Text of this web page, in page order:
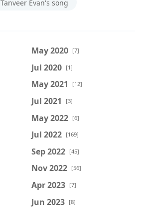
Tanveer Evan's song
May 2020 [7]
Jul 2020 [1]
May 2021 [12]
Jul 2021 [3]
May 2022 [6]
Jul 2022 [169]
Sep 2022 [45]
Nov 2022 [56]
Apr 2023 [7]
Jun 2023 [8]